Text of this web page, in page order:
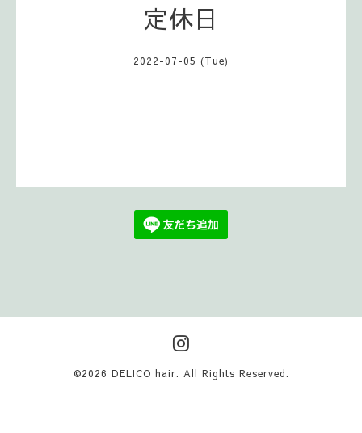
定休日
2022-07-05 (Tue)
©2026 DELICO hair. All Rights Reserved.